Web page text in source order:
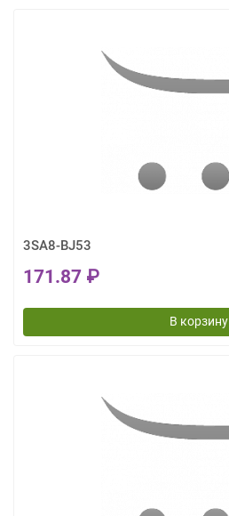
3SA8-BJ53
171.87 ₽
В корзину